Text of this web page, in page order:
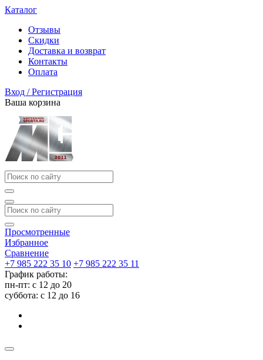
Каталог
Отзывы
Скидки
Доставка и возврат
Контакты
Оплата
Вход / Регистрация
Ваша корзина
Просмотренные
Избранное
Сравнение
+7 985 222 35 10 +7 985 222 35 11
График работы:
пн-пт: с 12 до 20
суббота: c 12 до 16